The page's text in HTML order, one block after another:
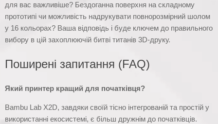
для вас важливіше? Бездоганна поверхня на складному
прототипі чи можливість надрукувати повнорозмірний шолом
у 16 кольорах? Ваша відповідь і буде ключем до правильного
вибору в цій захоплюючій битві титанів 3D-друку.
Поширені запитання (FAQ)
Який принтер кращий для початківця?
Bambu Lab X2D, завдяки своїй тісно інтегрованій та простій у
використанні екосистемі, є більш дружнім до початківців.